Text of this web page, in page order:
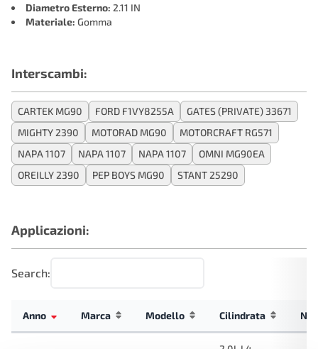
Diametro Esterno: 2.11 IN
Materiale: Gomma
Interscambi:
CARTEK MG90 FORD F1VY8255A
GATES (PRIVATE) 33671
MIGHTY 2390
MOTORAD MG90
MOTORCRAFT RG571
NAPA 1107
NAPA 1107 NAPA 1107
OMNI MG90EA
OREILLY 2390
PEP BOYS MG90 STANT 25290
Applicazioni:
Search:
Anno Marca Modello Cilindrata